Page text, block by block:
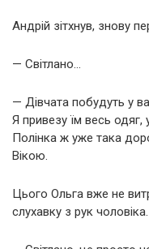
Андрій зітхнув, знову
— Світлано…
— Дівчата побудуть у
Я привезу їм весь одяг,
Полінка ж уже така
Вікою.
Цього Ольга вже не
слухавку з рук чоловіка.